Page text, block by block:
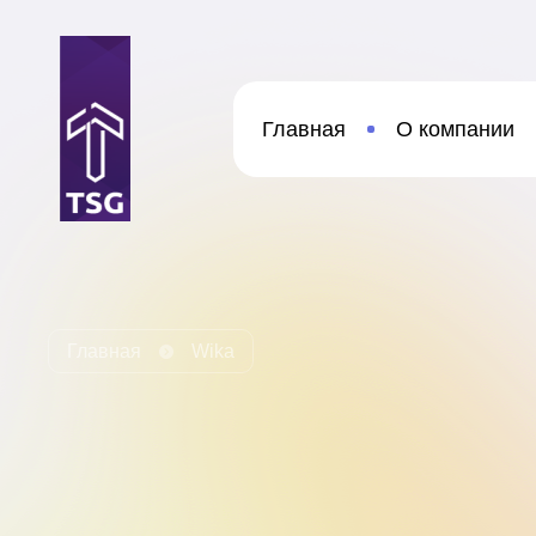
Главная О компании
Главная Wika